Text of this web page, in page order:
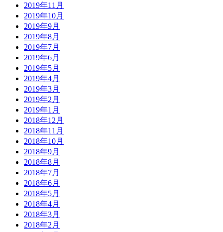
2019年11月
2019年10月
2019年9月
2019年8月
2019年7月
2019年6月
2019年5月
2019年4月
2019年3月
2019年2月
2019年1月
2018年12月
2018年11月
2018年10月
2018年9月
2018年8月
2018年7月
2018年6月
2018年5月
2018年4月
2018年3月
2018年2月